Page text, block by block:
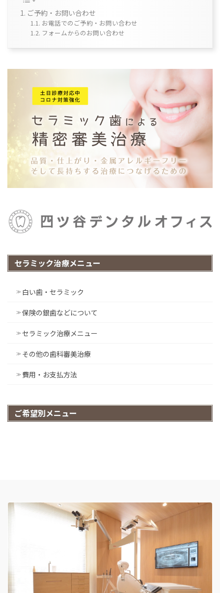
ご予約・お問い合わせ
お電話でのご予約・お問い合わせ
フォームからのお問い合わせ
セラミック治療メニュー
白い歯・セラミック
保険の銀歯などについて
セラミック治療メニュー
その他の歯科審美治療
費用・お支払方法
ご希望別メニュー